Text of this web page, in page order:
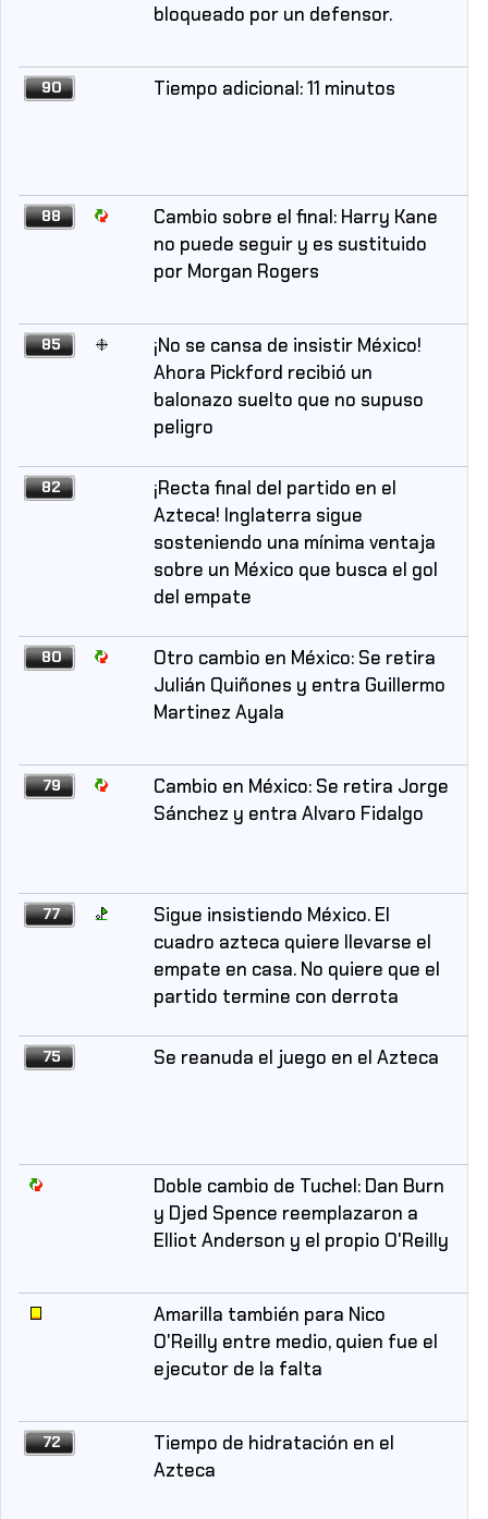
bloqueado por un defensor.
90 Tiempo adicional: 11 minutos
88
Cambio sobre el final: Harry Kane
no puede seguir y es sustituido
por Morgan Rogers
85
¡No se cansa de insistir México!
Ahora Pickford recibió un
balonazo suelto que no supuso
peligro
82
¡Recta final del partido en el
Azteca! Inglaterra sigue
sosteniendo una mínima ventaja
sobre un México que busca el gol
del empate
80
Otro cambio en México: Se retira
Julián Quiñones y entra Guillermo
Martinez Ayala
79
Cambio en México: Se retira Jorge
Sánchez y entra Alvaro Fidalgo
77
Sigue insistiendo México. El
cuadro azteca quiere llevarse el
empate en casa. No quiere que el
partido termine con derrota
75 Se reanuda el juego en el Azteca
Doble cambio de Tuchel: Dan Burn
y Djed Spence reemplazaron a
Elliot Anderson y el propio O'Reilly
Amarilla también para Nico
O'Reilly entre medio, quien fue el
ejecutor de la falta
72
Tiempo de hidratación en el
Azteca